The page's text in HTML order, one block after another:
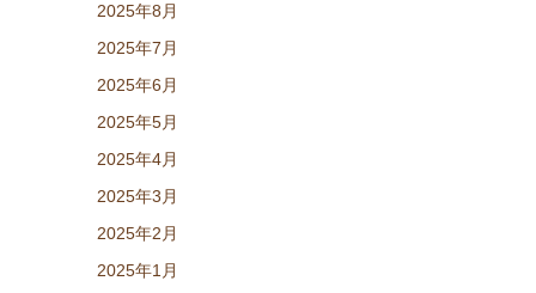
2025年8月
2025年7月
2025年6月
2025年5月
2025年4月
2025年3月
2025年2月
2025年1月